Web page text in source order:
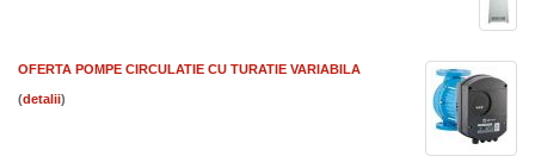
OFERTA POMPE CIRCULATIE CU TURATIE VARIABILA
( )